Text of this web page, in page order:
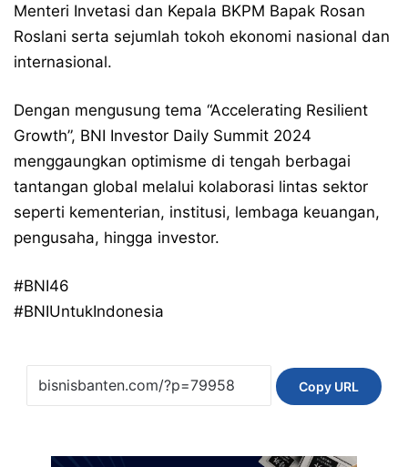
Menteri Invetasi dan Kepala BKPM Bapak Rosan
Roslani serta sejumlah tokoh ekonomi nasional dan
internasional.
Dengan mengusung tema “Accelerating Resilient
Growth”, BNI Investor Daily Summit 2024
menggaungkan optimisme di tengah berbagai
tantangan global melalui kolaborasi lintas sektor
seperti kementerian, institusi, lembaga keuangan,
pengusaha, hingga investor.
#BNI46
#BNIUntukIndonesia
Copy URL